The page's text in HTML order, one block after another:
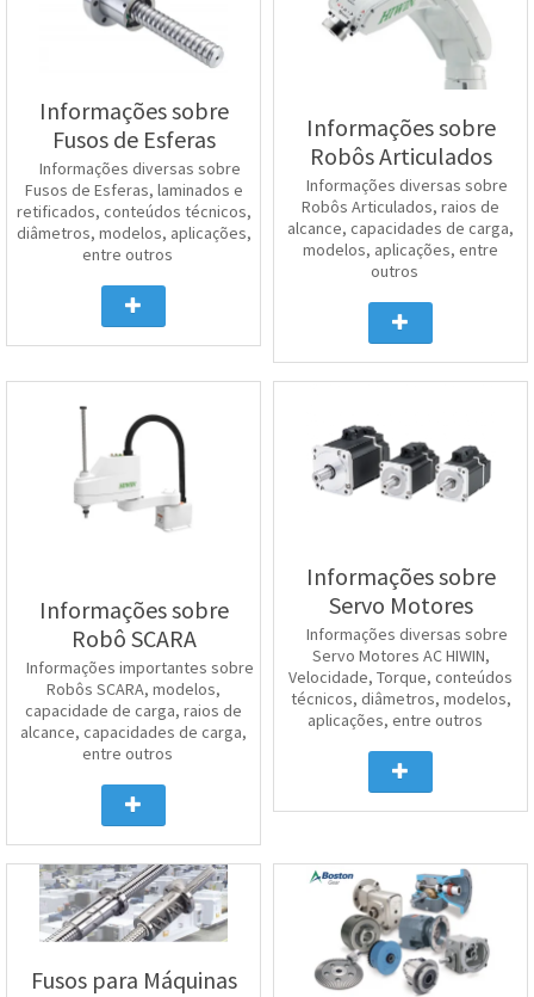
Informações sobre
Fusos de Esferas
Informações diversas sobre
Fusos de Esferas, laminados e
retificados, conteúdos técnicos,
diâmetros, modelos, aplicações,
entre outros
Informações sobre
Robôs Articulados
Informações diversas sobre
Robôs Articulados, raios de
alcance, capacidades de carga,
modelos, aplicações, entre
outros
Informações sobre
Robô SCARA
Informações importantes sobre
Robôs SCARA, modelos,
capacidade de carga, raios de
alcance, capacidades de carga,
entre outros
Informações sobre
Servo Motores
Informações diversas sobre
Servo Motores AC HIWIN,
Velocidade, Torque, conteúdos
técnicos, diâmetros, modelos,
aplicações, entre outros
Fusos para Máquinas